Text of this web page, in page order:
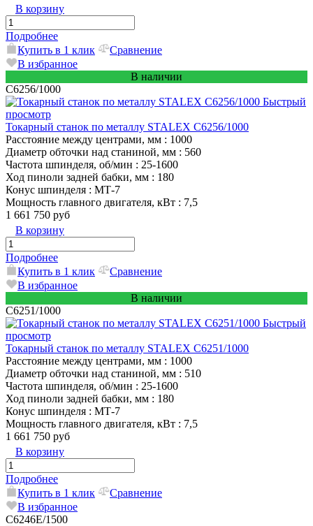
В корзину
Подробнее
Купить в 1 клик
Сравнение
В избранное
В наличии
C6256/1000
Быстрый
просмотр
Токарный станок по металлу STALEX C6256/1000
Расстояние между центрами, мм : 1000
Диаметр обточки над станиной, мм : 560
Частота шпинделя, об/мин : 25-1600
Ход пиноли задней бабки, мм : 180
Конус шпинделя : MТ-7
Мощность главного двигателя, кВт : 7,5
1 661 750 руб
В корзину
Подробнее
Купить в 1 клик
Сравнение
В избранное
В наличии
C6251/1000
Быстрый
просмотр
Токарный станок по металлу STALEX C6251/1000
Расстояние между центрами, мм : 1000
Диаметр обточки над станиной, мм : 510
Частота шпинделя, об/мин : 25-1600
Ход пиноли задней бабки, мм : 180
Конус шпинделя : MТ-7
Мощность главного двигателя, кВт : 7,5
1 661 750 руб
В корзину
Подробнее
Купить в 1 клик
Сравнение
В избранное
C6246E/1500